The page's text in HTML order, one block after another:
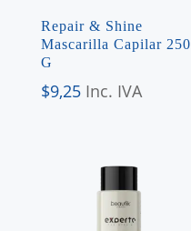
Repair & Shine
Mascarilla Capilar 250
G
$9,25 Inc. IVA